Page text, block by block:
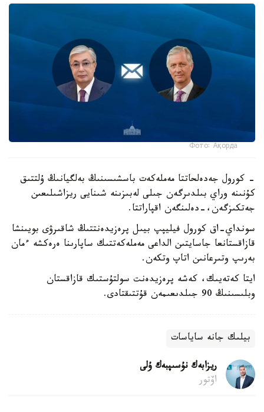
Фото: Ақорда
- كورول جەدەلحاتتا مەملەكەت باسشىسىنىڭ بەلگيانىڭ ۇلتتىق
كۇنىنە وراي بىلدىرگەن جىلى لەبىزىنە شىنايى ريزاشىلىعىن
جەتكىزگەن،-دەلىنگەن اقپاراتتا.
سونداي-اق كورول فيليپپ بيىل پرەزيدەنتتىڭ شاقىرۋى بويىنشا
قازاقستانعا جاسايتىن الداعى مەملەكەتتىك ساپارىنا ەرەكشە ءمان
بەرىپ وتىرعانىن اتاپ وتكەن.
ايتا كەتەيىك، كەشە پرەزيدەنت سولتۇستىك قازاقستان
وبلىسىنىڭ 90 جىلدىعىمەن قۇتتىقتادى.
بيلىك جانە ساياسات
ريزابەك نۇسىپبەك ۇلى
اۆتور